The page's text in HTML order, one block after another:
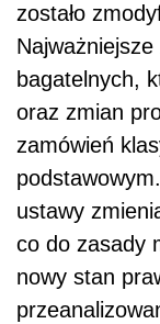
zostało
bagatelnych,
oraz zmian
zamówień
ustawy
co do zasady
nowy stan